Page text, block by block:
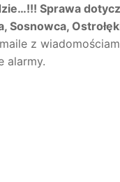
Sprawa
Sosnowca,
z
alarmy.